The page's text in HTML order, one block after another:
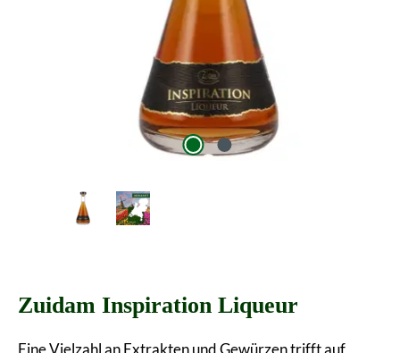
Zuidam Inspiration Liqueur
Eine Vielzahl an Extrakten und Gewürzen trifft auf